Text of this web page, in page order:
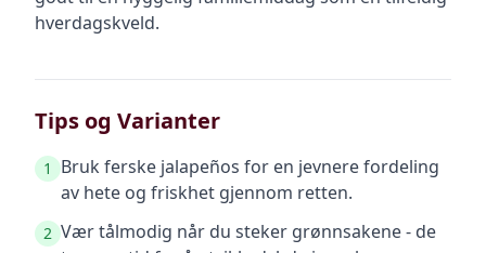
hverdagskveld.
Tips og Varianter
1
Bruk ferske jalapeños for en jevnere fordeling
av hete og friskhet gjennom retten.
2 Vær tålmodig når du steker grønnsakene - de